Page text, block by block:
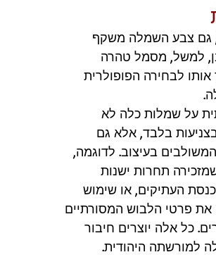
גם צבע השמלה משקף
למשל, מסמל טהרה
לבחירה הפופולרית
על שמלות כלה לא
בלבד, אלא גם
בעיצוב. לדוגמה,
תחרות ישנות
העתיקים, או שימוש
פרטי הלבוש המסורתיים
כל אלה יוצרים חיבור
למורשתה היהודית.